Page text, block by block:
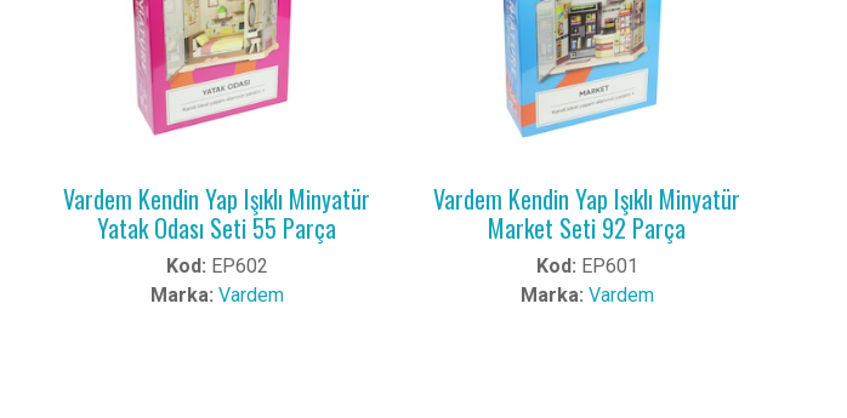
Vardem Kendin Yap Işıklı Minyatür
Yatak Odası Seti 55 Parça
Kod: EP602
Marka: Vardem
Vardem Kendin Yap Işıklı Minyatür
Market Seti 92 Parça
Kod: EP601
Marka: Vardem